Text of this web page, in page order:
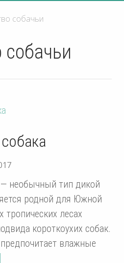
собачьи
— необычный тип дикой
родной для Южной
лесах
короткоухих собак.
влажные